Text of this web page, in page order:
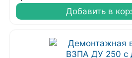
Добавить в